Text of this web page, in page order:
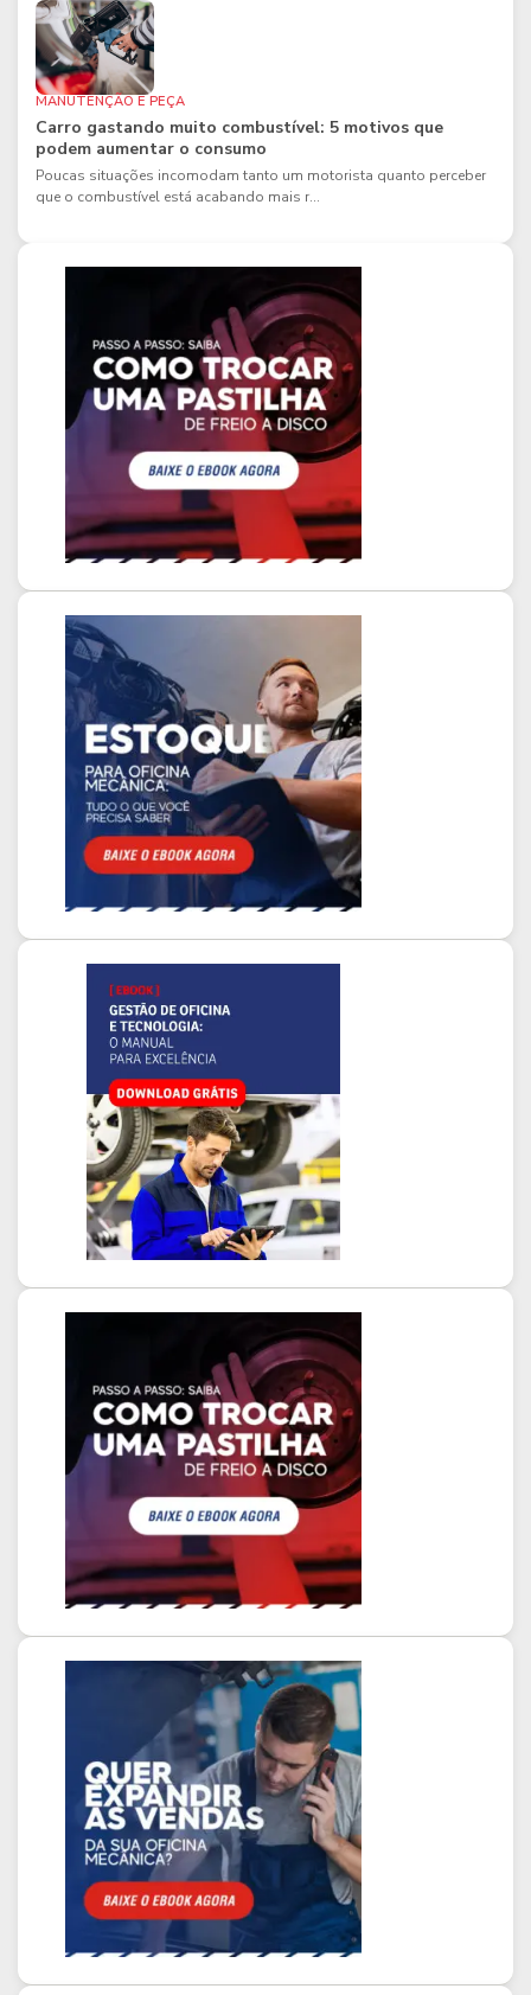
MANUTENÇÃO E PEÇA
Carro gastando muito combustível: 5 motivos que
podem aumentar o consumo
Poucas situações incomodam tanto um motorista quanto perceber
que o combustível está acabando mais r...